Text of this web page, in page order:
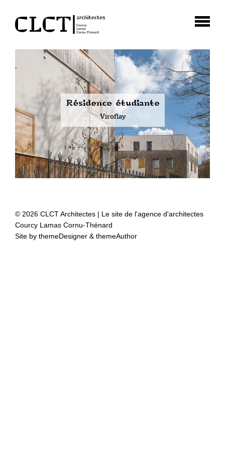
Résidence étudiante
Viroflay
© 2026 CLCT Architectes | Le site de l'agence d'architectes
Courcy Lamas Cornu-Thénard
Site by themeDesigner & themeAuthor